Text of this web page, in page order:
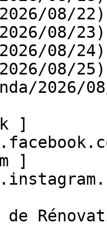
08/
08/
08/
08/
]